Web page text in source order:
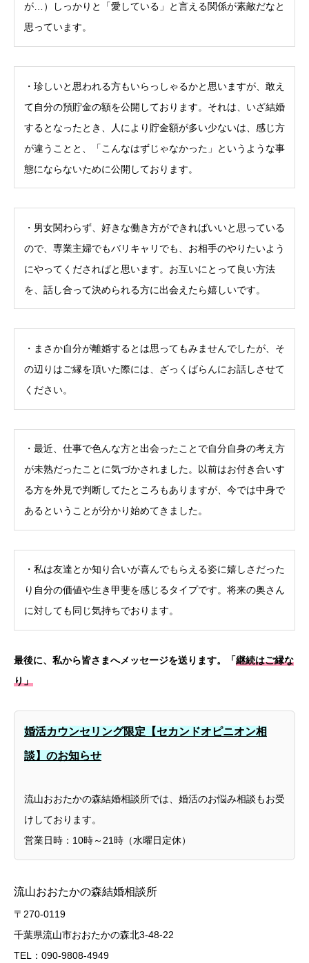
が…）しっかりと「愛している」と言える関係が素敵だなと
思っています。
・珍しいと思われる方もいらっしゃるかと思いますが、敢え
て自分の預貯金の額を公開しております。それは、いざ結婚
するとなったとき、人により貯金額が多い少ないは、感じ方
が違うことと、「こんなはずじゃなかった」というような事
態にならないために公開しております。
・男女関わらず、好きな働き方ができればいいと思っている
ので、専業主婦でもバリキャリでも、お相手のやりたいよう
にやってくださればと思います。お互いにとって良い方法
を、話し合って決められる方に出会えたら嬉しいです。
・まさか自分が離婚するとは思ってもみませんでしたが、そ
の辺りはご縁を頂いた際には、ざっくばらんにお話しさせて
ください。
・最近、仕事で色んな方と出会ったことで自分自身の考え方
が未熟だったことに気づかされました。以前はお付き合いす
る方を外見で判断してたところもありますが、今では中身で
あるということが分かり始めてきました。
・私は友達とか知り合いが喜んでもらえる姿に嬉しさだった
り自分の価値や生き甲斐を感じるタイプです。将来の奥さん
に対しても同じ気持ちでおります。
最後に、私から皆さまへメッセージを送ります。 「継続はご縁な
り」
婚活カウンセリング限定【セカンドオピニオン相
談】のお知らせ
流山おおたかの森結婚相談所では、婚活のお悩み相談もお受
けしております。
営業日時：10時～21時（水曜日定休）
流山おおたかの森結婚相談所
〒270-0119
千葉県流山市おおたかの森北3-48-22
TEL：090-9808-4949